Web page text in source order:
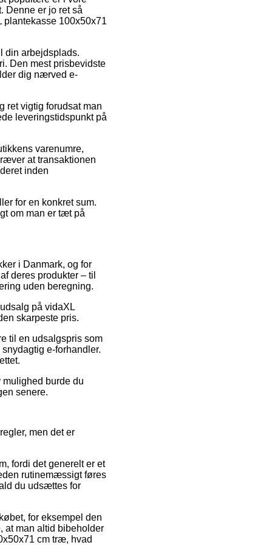
Denne er jo ret så
plantekasse 100x50x71
din arbejdsplads.
Den mest prisbevidste
dig nærved e-
ret vigtig forudsat man
leveringstidspunkt på
varenumre,
at transaktionen
inden
for en konkret sum.
om man er tæt på
i Danmark, og for
deres produkter – til
uden beregning.
på vidaXL
skarpeste pris.
til en udsalgspris som
e-forhandler.
burde du
senere.
men det er
fordi det generelt er et
rutinemæssigt føres
du udsættes for
for eksempel den
at man altid bibeholder
cm træ, hvad